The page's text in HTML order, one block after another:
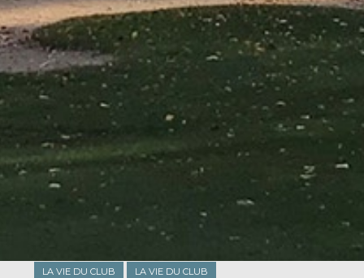
LA VIE DU CLUB LA VIE DU CLUB